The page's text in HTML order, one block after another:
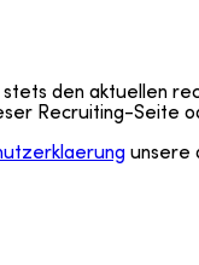
den aktuellen
Recruiting-
unsere